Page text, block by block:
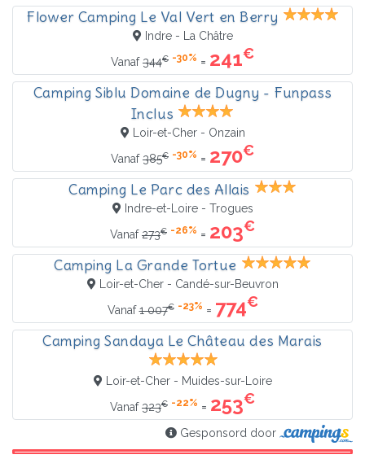
Flower Camping Le Val Vert en Berry
Indre - La Châtre
Vanaf344€ -30% = 241€
Camping Siblu Domaine de Dugny - Funpass
Inclus
Loir-et-Cher - Onzain
Vanaf385€ -30% = 270€
Camping Le Parc des Allais
Indre-et-Loire - Trogues
Vanaf273€ -26% = 203€
Camping La Grande Tortue
Loir-et-Cher - Candé-sur-Beuvron
Vanaf1 007€ -23% = 774€
Camping Sandaya Le Château des Marais
Loir-et-Cher - Muides-sur-Loire
Vanaf323€ -22% = 253€
Gesponsord door